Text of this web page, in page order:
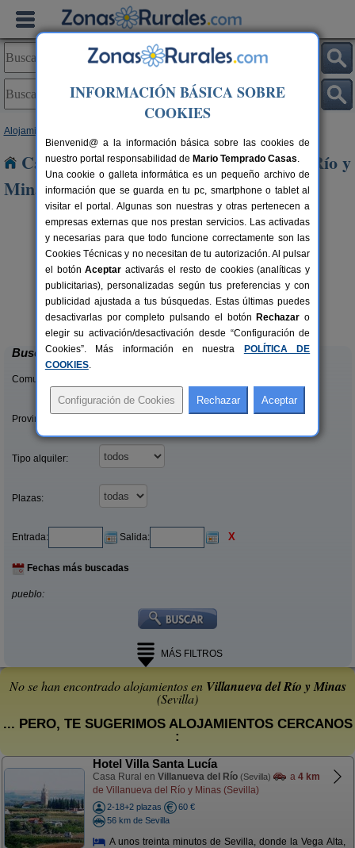
Alojamientos
Casas Rurales cerca de Villanueva del Río y
Minas
36+6 pers.
desde16 €
Casas Rurales La Colina
Las Navas de La Concepción (Sevilla)
Buscar
Comunidades:
Provincias/Islas:
Tipo alquiler:
Plazas:
Entrada: Salida: X
Fechas más buscadas
pueblo:
MÁS FILTROS
No se han encontrado alojamientos en Villanueva del Río y Minas
(Sevilla)
... PERO, TE SUGERIMOS ALOJAMIENTOS CERCANOS
:
Hotel Villa Santa Lucía
Casa Rural en Villanueva del Río (Sevilla) a 4 km
de Villanueva del Río y Minas (Sevilla)
2-18+2 plazas
60 €
56 km de Sevilla
A unos treinta minutos de Sevilla, donde la Vega Alta,
INFORMACIÓN BÁSICA SOBRE
COOKIES
Bienvenid@ a la información básica sobre las cookies de
nuestro portal responsabilidad de Mario Temprado Casas.
Una cookie o galleta informática es un pequeño archivo de
información que se guarda en tu pc, smartphone o tablet al
visitar el portal. Algunas son nuestras y otras pertenecen a
empresas externas que nos prestan servicios. Las activadas
y necesarias para que todo funcione correctamente son las
Cookies Técnicas y no necesitan de tu autorización. Al pulsar
el botónAceptar activarás el resto de cookies (analíticas y
publicitarias), personalizadas según tus preferencias y con
publicidad ajustada a tus búsquedas. Estas últimas puedes
desactivarlas por completo pulsando el botón Rechazar o
elegir su activación/desactivación desde “Configuración de
Cookies”. Más información en nuestra
POLÍTICA DE
COOKIES.